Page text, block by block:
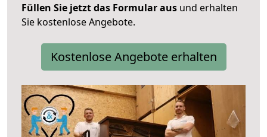
Füllen Sie jetzt das Formular aus und erhalten
Sie kostenlose Angebote.
Kostenlose Angebote erhalten